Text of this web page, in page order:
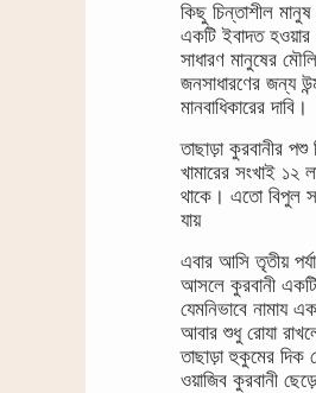
কিছু চিন্তাশীল
একটি ইবাদত হওয়ার
সাধারণ মানুষের
জনসাধারণের জন্য
মানবাধিকারের দাবি।
তাছাড়া কুরবানীর
খামারের সংখাই
থাকে। এতো বিপুল
যায়
এবার আসি তৃতীয়
আসলে কুরবানী
যেমনিভাবে নামায
আবার শুধু রোযা
তাছাড়া হুকুমের
ওয়াজিব কুরবানী